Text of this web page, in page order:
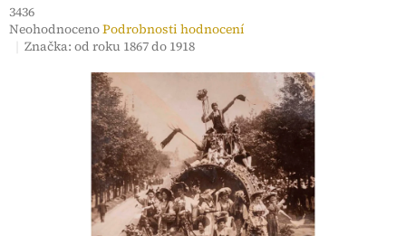
3436
Průměrné
hodnocení
NeohodnocenoPodrobnosti hodnocení
Značka:od roku 1867 do 1918